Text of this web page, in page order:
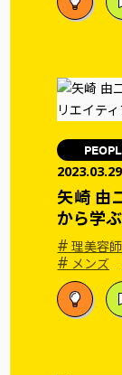
2023.03.29
矢崎 由
から学
#理美容
# メンズ